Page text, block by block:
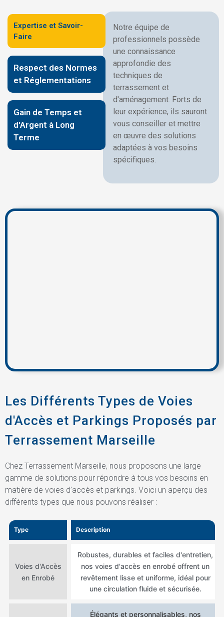
Expertise et Savoir-
Faire
Respect des Normes
et Réglementations
Gain de Temps et
d'Argent à Long
Terme
Notre équipe de
professionnels possède
une connaissance
approfondie des
techniques de
terrassement et
d'aménagement. Forts de
leur expérience, ils sauront
vous conseiller et mettre
en œuvre des solutions
adaptées à vos besoins
spécifiques.
Les Différents Types de Voies
d'Accès et Parkings Proposés par
Terrassement Marseille
Chez Terrassement Marseille, nous proposons une large
gamme de solutions pour répondre à tous vos besoins en
matière de voies d’accès et parkings. Voici un aperçu des
différents types que nous pouvons réaliser :
Type Description
Voies d'Accès
en Enrobé
Robustes, durables et faciles d'entretien,
nos voies d'accès en enrobé offrent un
revêtement lisse et uniforme, idéal pour
une circulation fluide et sécurisée.
Élégants et personnalisables, nos